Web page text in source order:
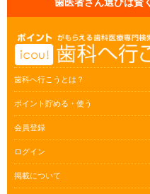
歯医者さん選びは賢
歯科へ行こうとは？
ポイント貯める・使う
会員登録
ログイン
掲載について